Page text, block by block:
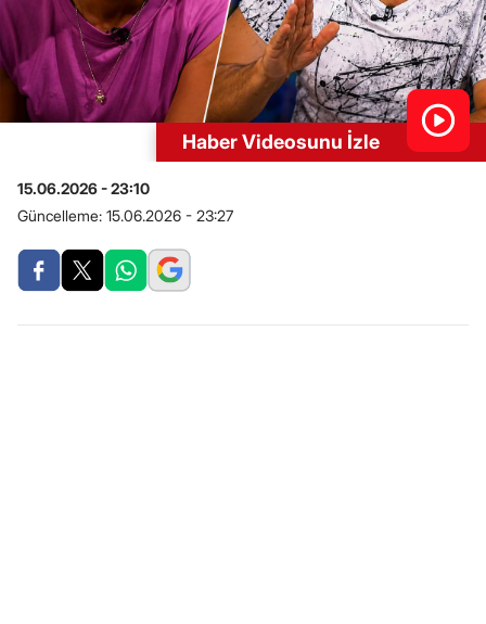
Haber Videosunu İzle
15.06.2026 - 23:10
Güncelleme: 15.06.2026 - 23:27